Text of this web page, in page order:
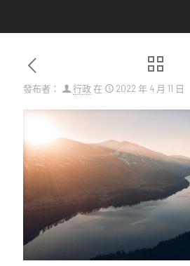
發布者： 行政在 2022 年 4 月 11 日